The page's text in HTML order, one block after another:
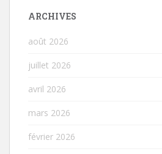
ARCHIVES
août 2026
juillet 2026
avril 2026
mars 2026
février 2026